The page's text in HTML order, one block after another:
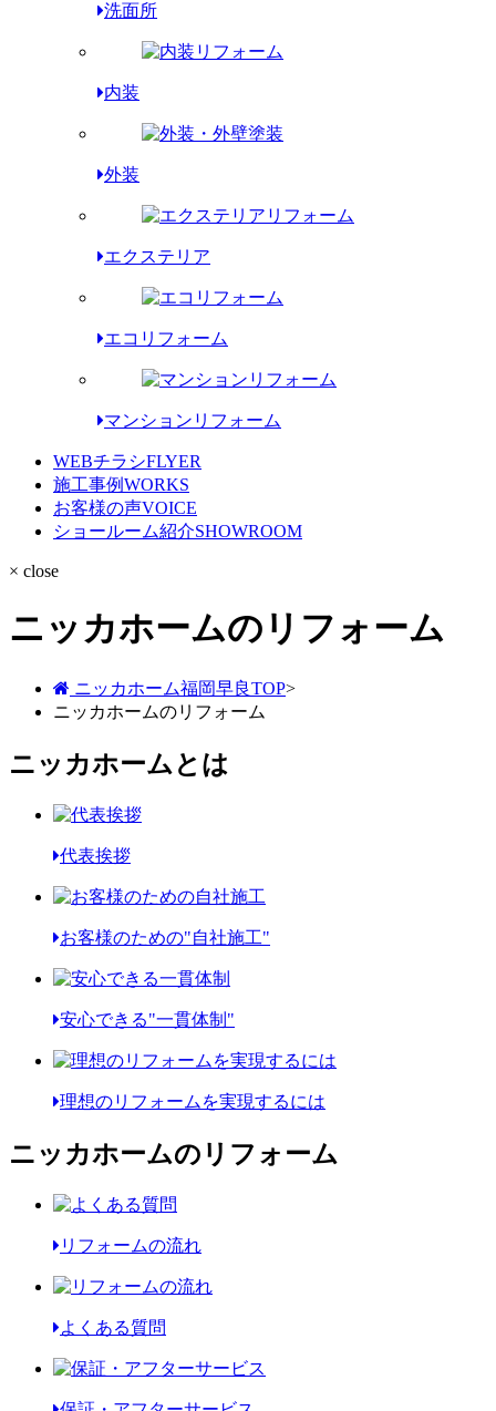
洗面所
内装
外装
エクステリア
エコリフォーム
マンションリフォーム
WEBチラシFLYER
施工事例WORKS
お客様の声VOICE
ショールーム紹介SHOWROOM
× close
ニッカホームのリフォーム
ニッカホーム福岡早良TOP>
ニッカホームのリフォーム
ニッカホームとは
代表挨拶
お客様のための"自社施工"
安心できる"一貫体制"
理想のリフォームを実現するには
ニッカホームのリフォーム
リフォームの流れ
よくある質問